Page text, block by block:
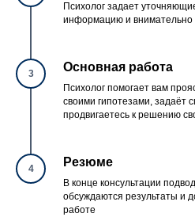
Психолог задает
информацию и внимательно
3 Основная работа
Психолог помогает вам
своими гипотезами, задаёт
продвигаетесь к решению
4 Резюме
В конце консультации
обсуждаются результаты и
работе